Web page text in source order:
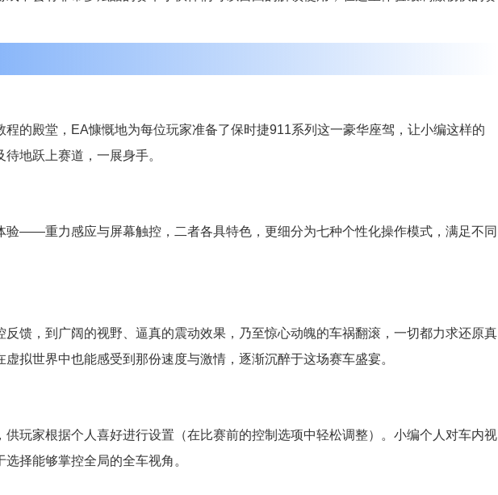
程的殿堂，EA慷慨地为每位玩家准备了保时捷911系列这一豪华座驾，让小编这样的
地跃上赛道，一展身手。
验——重力感应与屏幕触控，二者各具特色，更细分为七种个性化操作模式，满足不同
反馈，到广阔的视野、逼真的震动效果，乃至惊心动魄的车祸翻滚，一切都力求还原真
拟世界中也能感受到那份速度与激情，逐渐沉醉于这场赛车盛宴。
供玩家根据个人喜好进行设置（在比赛前的控制选项中轻松调整）。小编个人对车内视
择能够掌控全局的全车视角。